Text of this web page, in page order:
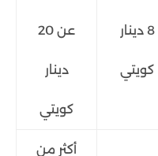
8 دينار
كويتي
عن 20
دينار
كويتي
أكثر من